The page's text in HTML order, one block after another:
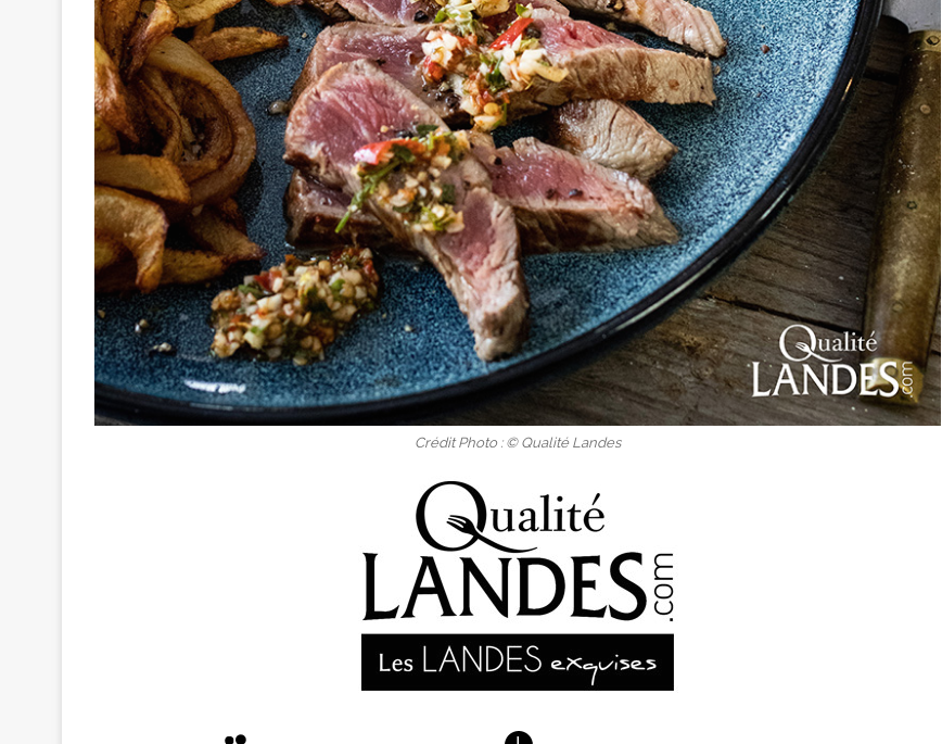
Crédit Photo : © Qualité Landes